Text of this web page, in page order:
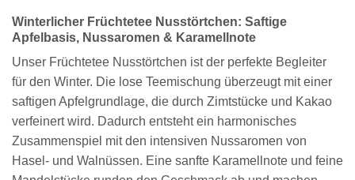
Winterlicher Früchtetee Nusstörtchen: Saftige
Apfelbasis, Nussaromen & Karamellnote
Unser Früchtetee Nusstörtchen ist der perfekte Begleiter
für den Winter. Die lose Teemischung überzeugt mit einer
saftigen Apfelgrundlage, die durch Zimtstücke und Kakao
verfeinert wird. Dadurch entsteht ein harmonisches
Zusammenspiel mit den intensiven Nussaromen von
Hasel- und Walnüssen. Eine sanfte Karamellnote und feine